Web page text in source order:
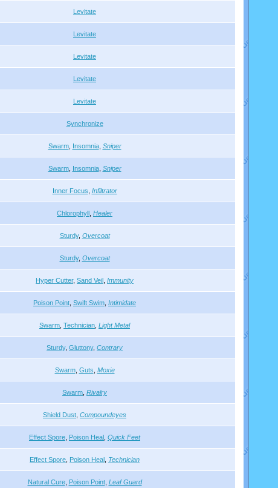
Levitate
Levitate
Levitate
Levitate
Levitate
Synchronize
Swarm, Insomnia, Sniper
Swarm, Insomnia, Sniper
Inner Focus Infiltrator
Chlorophyll Healer
Sturdy, Overcoat
Sturdy, Overcoat
Hyper Cutter, Sand Veil Immunity
Poison Point Swift Swim Intimidate
Swarm Technician Light Metal
Sturdy, Gluttony, Contrary
Swarm, Guts Moxie
Swarm Rivalry
Shield Dust Compoundeyes
Effect Spore Poison Heal Quick Feet
Effect Spore Poison Heal Technician
Natural Cure, Poison Point, Leaf Guard